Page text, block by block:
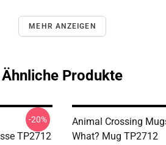
MEHR ANZEIGEN
Ähnliche Produkte
TP2712
-20%
Animal Crossing
What? Mug TP2712